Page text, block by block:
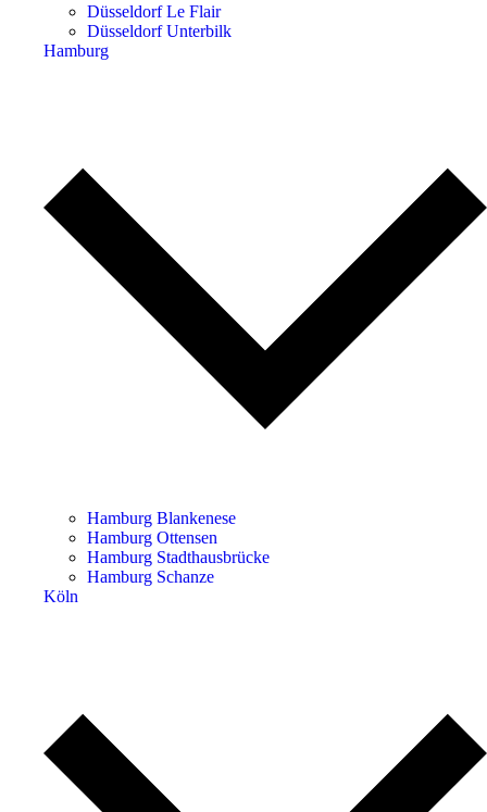
Düsseldorf Le Flair
Düsseldorf Unterbilk
Hamburg
Hamburg Blankenese
Hamburg Ottensen
Hamburg Stadthausbrücke
Hamburg Schanze
Köln